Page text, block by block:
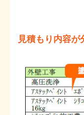
見積もり内容が